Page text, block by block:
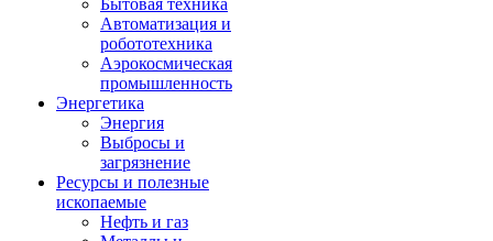
Бытовая техника
Автоматизация и
робототехника
Аэрокосмическая
промышленность
Энергетика
Энергия
Выбросы и
загрязнение
Ресурсы и полезные
ископаемые
Нефть и газ